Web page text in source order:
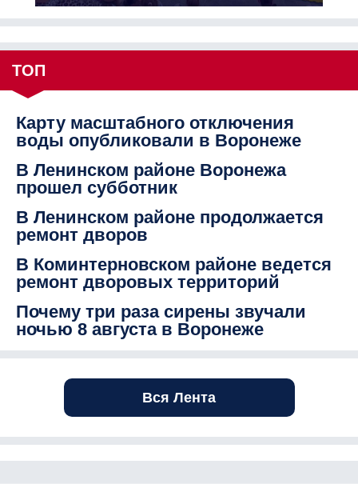
ТОП
Карту масштабного отключения
воды опубликовали в Воронеже
В Ленинском районе Воронежа
прошел субботник
В Ленинском районе продолжается
ремонт дворов
В Коминтерновском районе ведется
ремонт дворовых территорий
Почему три раза сирены звучали
ночью 8 августа в Воронеже
Вся Лента